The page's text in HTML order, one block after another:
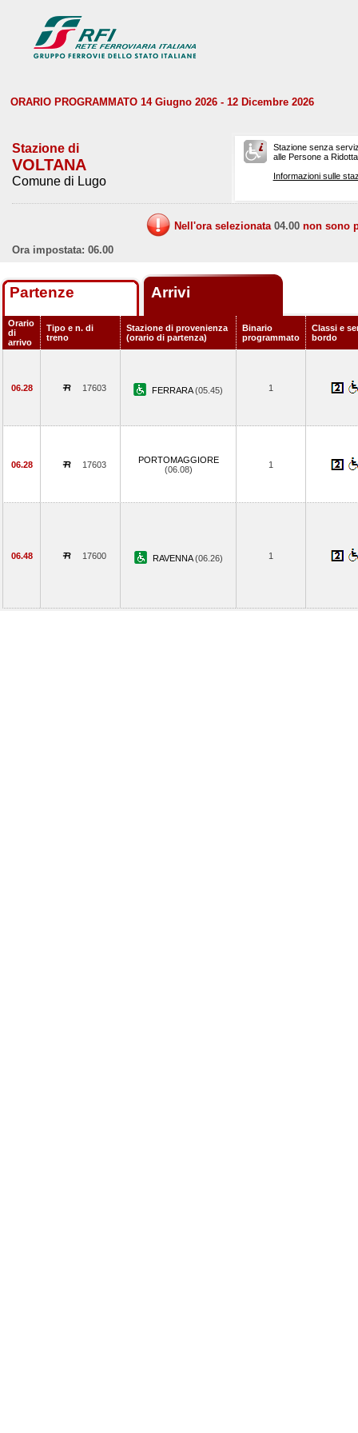
ORARIO PROGRAMMATO 14 Giugno 2026 - 12 Dicembre 2026
Stazione di
VOLTANA
Comune di Lugo
Stazione senza
alle Persone a
Informazioni sulle
Nell'ora selezionata 04.00 non sono
Ora impostata: 06.00
Partenze Arrivi
Orario
di
arrivo
Tipo e n. di
treno
Stazione di provenienza
(orario di partenza)
Binario
programmato
Classi e
bordo
06.28 17603 FERRARA(05.45) 1
06.28 17603
PORTOMAGGIORE
(06.08)
1
06.48 17600 RAVENNA(06.26) 1